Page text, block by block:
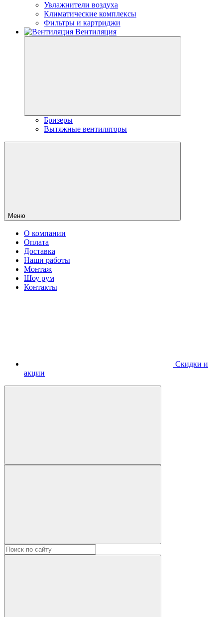
Увлажнители воздуха
Климатические комплексы
Фильтры и картриджи
Вентиляция
Бризеры
Вытяжные вентиляторы
Меню
О компании
Оплата
Доставка
Наши работы
Монтаж
Шоу рум
Контакты
Скидки и
акции